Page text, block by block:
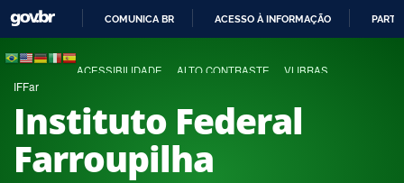
COMUNICA BR ACESSO À INFORMAÇÃO
ACESSIBILIDADE ALTO CONTRASTE VLIBRAS
IFFar
Instituto Federal
Farroupilha